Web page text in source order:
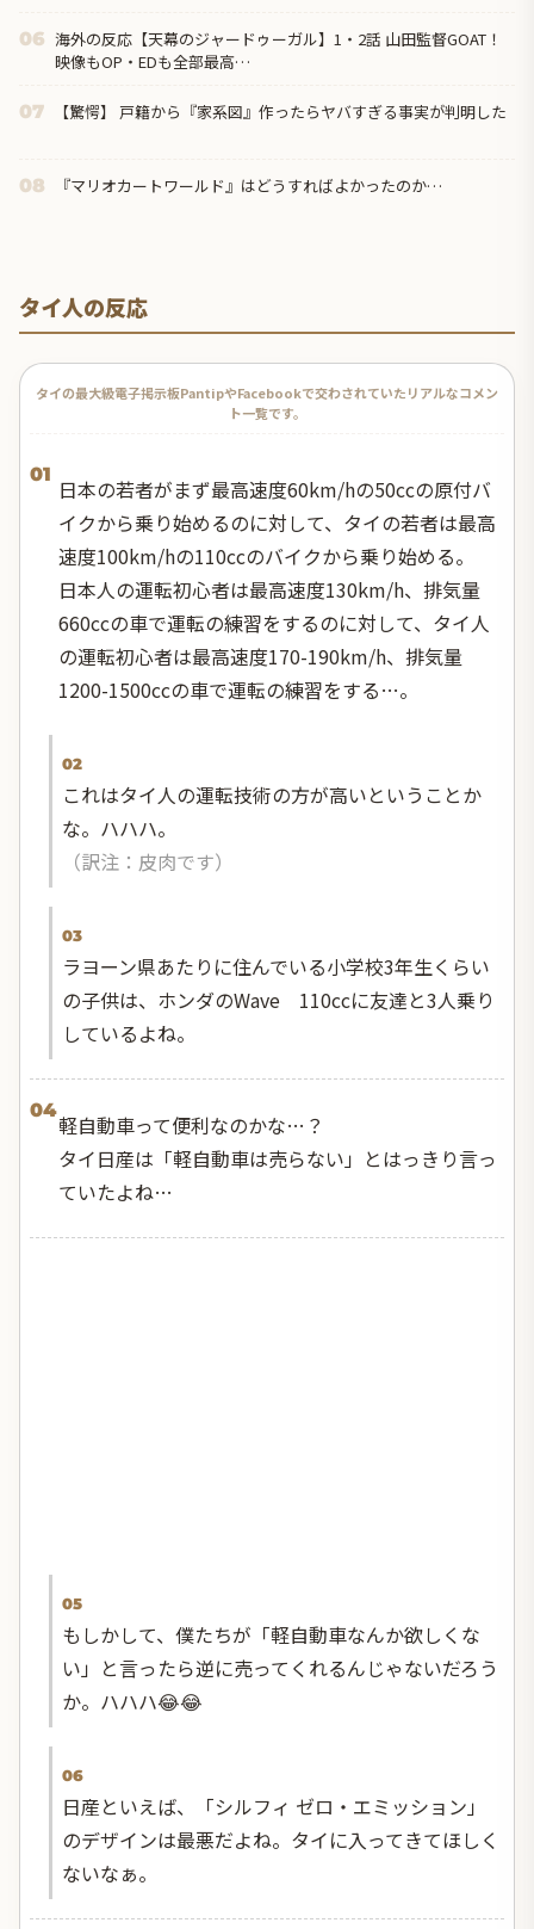
06 海外の反応【天幕のジャードゥーガル】1・2話 山田監督GOAT！
映像もOP・EDも全部最高…
07 【驚愕】 戸籍から『家系図』作ったらヤバすぎる事実が判明した
08 『マリオカートワールド』はどうすればよかったのか…
タイ人の反応
タイの最大級電子掲示板PantipやFacebookで交わされていたリアルなコメン
ト一覧です。
01
日本の若者がまず最高速度60km/hの50ccの原付バ
イクから乗り始めるのに対して、タイの若者は最高
速度100km/hの110ccのバイクから乗り始める。
日本人の運転初心者は最高速度130km/h、排気量
660ccの車で運転の練習をするのに対して、タイ人
の運転初心者は最高速度170-190km/h、排気量
1200-1500ccの車で運転の練習をする…。
02
これはタイ人の運転技術の方が高いということか
な。ハハハ。
（訳注：皮肉です）
03
ラヨーン県あたりに住んでいる小学校3年生くらい
の子供は、ホンダのWave 110ccに友達と3人乗り
しているよね。
04
軽自動車って便利なのかな…？
タイ日産は「軽自動車は売らない」とはっきり言っ
ていたよね…
05
もしかして、僕たちが「軽自動車なんか欲しくな
い」と言ったら逆に売ってくれるんじゃないだろう
か。ハハハ😂😂
06
日産といえば、「シルフィ ゼロ・エミッション」
のデザインは最悪だよね。タイに入ってきてほしく
ないなぁ。